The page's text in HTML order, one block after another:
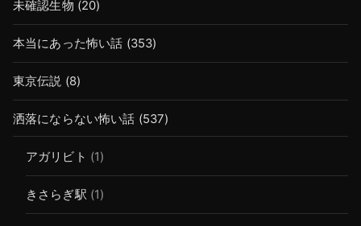
未確認生物 (20)
本当にあった怖い話 (353)
東京伝説 (8)
洒落にならない怖い話 (537)
アガリビト (1)
きさらぎ駅 (1)